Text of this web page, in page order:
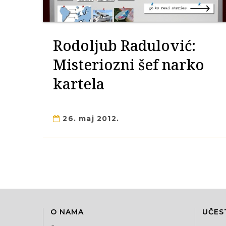
Rodoljub Radulović:
Misteriozni šef narko
kartela
26. maj 2012.
O NAMA